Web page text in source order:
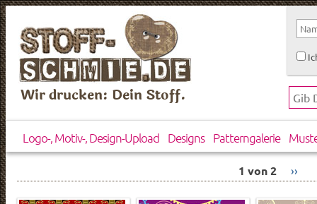
Wir drucken: Dein Stoff.
Logo-, Motiv-, Design-Upload Designs Patterngalerie
1 von 2 ››